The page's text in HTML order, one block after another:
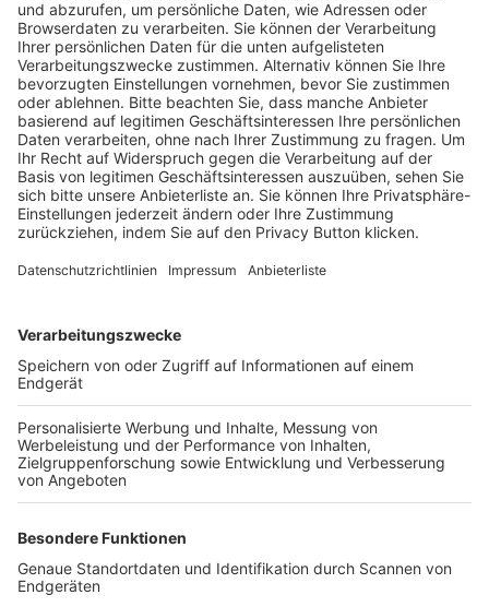
Pässe und Vereinswechsel
Trainerausbildung
Schulungsangebot Vereinsmitarbeiter
BFV-Geschäftsstellen
Trainerbörse
Login SpielPlus
FOLGE DEM BFV
TOP-VEREINE
TOP-PARTNER